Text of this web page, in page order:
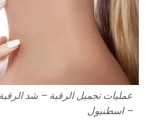
عمليات تجميل الرقبة – شد
– اسطنبول